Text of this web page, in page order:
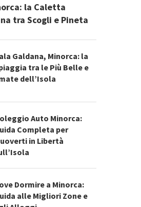
la Caletta
tra Scogli e Pineta
Galdana, Minorca: la
tra le Più Belle e
dell’Isola
Auto Minorca:
Completa per
in Libertà
Dormire a Minorca:
alle Migliori Zone e